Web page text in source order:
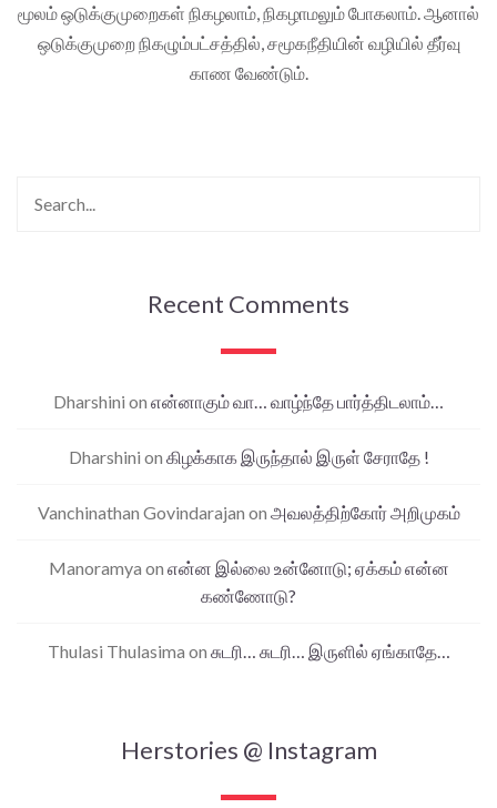
மூலம் ஒடுக்குமுறைகள் நிகழலாம், நிகழாமலும் போகலாம். ஆனால்
ஒடுக்குமுறை நிகழும்பட்சத்தில், சமூகநீதியின் வழியில் தீர்வு
காண வேண்டும்.
Recent Comments
Dharshini on என்னாகும் வா… வாழ்ந்தே பார்த்திடலாம்…
Dharshini on கிழக்காக இருந்தால் இருள் சேராதே !
Vanchinathan Govindarajan on அவலத்திற்கோர் அறிமுகம்
Manoramya on என்ன இல்லை உன்னோடு; ஏக்கம் என்ன
கண்ணோடு?
Thulasi Thulasima on சுடரி… சுடரி… இருளில் ஏங்காதே…
Herstories @ Instagram